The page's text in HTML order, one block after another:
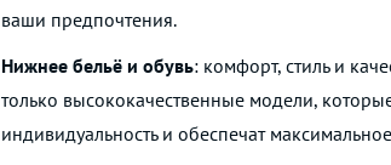
ваши предпочтения.
Нижнее бельё и обувь: комфорт, стиль и
только высококачественные модели,
индивидуальность и обеспечат